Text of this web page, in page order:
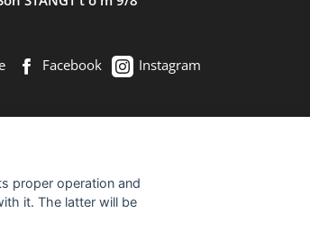
Facebook Instagram
Herkulesvägen 8
proper operation and
it. The latter will be